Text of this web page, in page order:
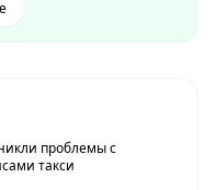
проблемы с
такси